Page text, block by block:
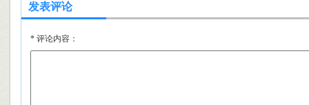
发表评论
* 评论内容：